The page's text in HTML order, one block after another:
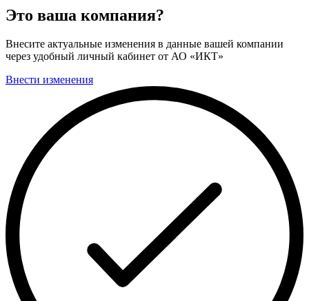
Это ваша компания?
Внесите актуальные изменения в данные вашей компании
через удобный личный кабинет от АО «ИКТ»
Внести изменения